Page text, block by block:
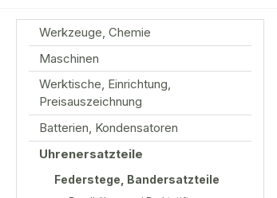
Werkzeuge, Chemie
Maschinen
Werktische, Einrichtung,
Preisauszeichnung
Batterien, Kondensatoren
Uhrenersatzteile
Federstege, Bandersatzteile